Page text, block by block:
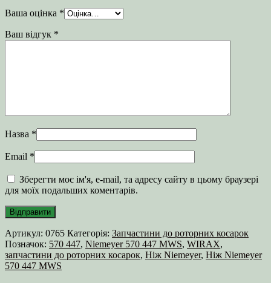
Ваша оцінка *
Ваш відгук *
Назва *
Email *
Зберегти моє ім'я, e-mail, та адресу сайту в цьому браузері
для моїх подальших коментарів.
Артикул: 0765 Категорія: Запчастини до роторних косарок
Позначок: 570 447, Niemeyer 570 447 MWS, WIRAX,
запчастини до роторних косарок, Ніж Niemeyer, Ніж Niemeyer
570 447 MWS